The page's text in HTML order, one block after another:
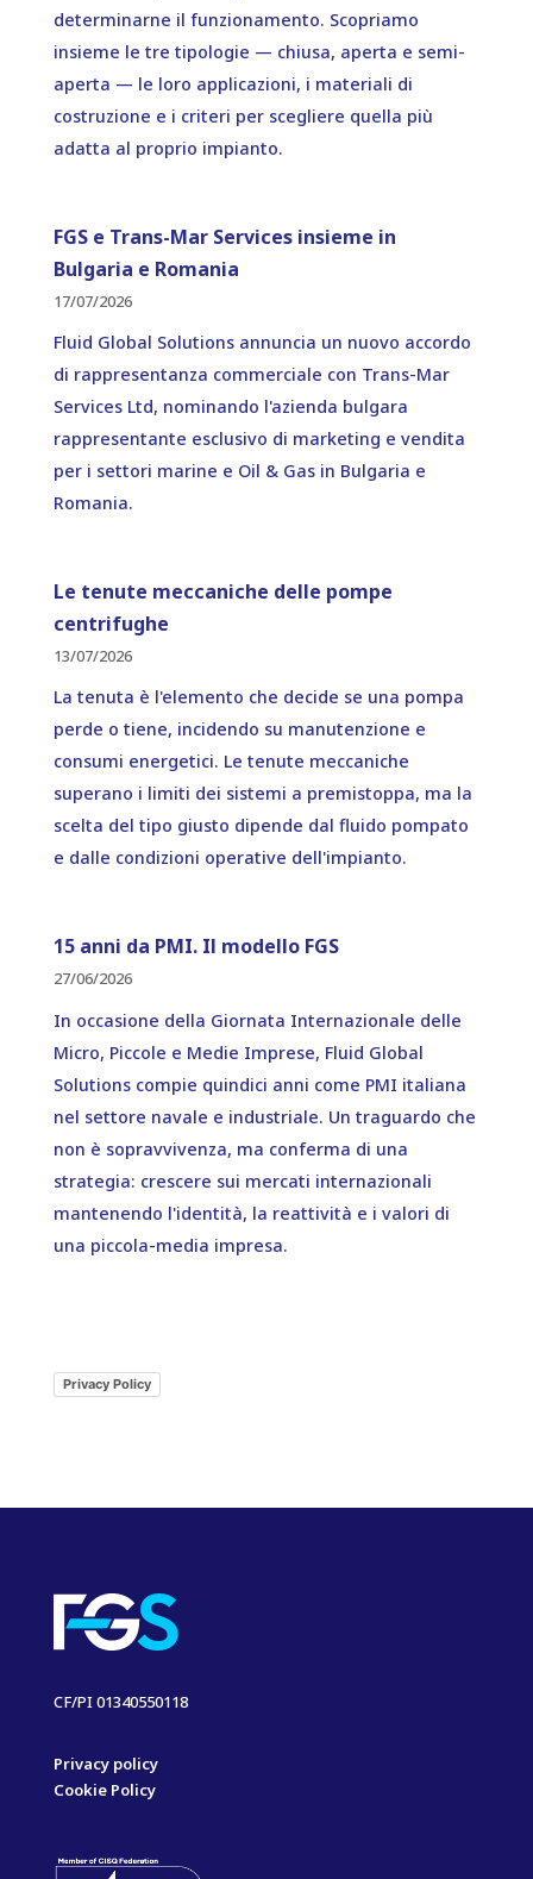
determinarne il funzionamento. Scopriamo
insieme le tre tipologie — chiusa, aperta e semi-
aperta — le loro applicazioni, i materiali di
costruzione e i criteri per scegliere quella più
adatta al proprio impianto.
FGS e Trans-Mar Services insieme in
Bulgaria e Romania
17/07/2026
Fluid Global Solutions annuncia un nuovo accordo
di rappresentanza commerciale con Trans-Mar
Services Ltd, nominando l'azienda bulgara
rappresentante esclusivo di marketing e vendita
per i settori marine e Oil & Gas in Bulgaria e
Romania.
Le tenute meccaniche delle pompe
centrifughe
13/07/2026
La tenuta è l'elemento che decide se una pompa
perde o tiene, incidendo su manutenzione e
consumi energetici. Le tenute meccaniche
superano i limiti dei sistemi a premistoppa, ma la
scelta del tipo giusto dipende dal fluido pompato
e dalle condizioni operative dell'impianto.
15 anni da PMI. Il modello FGS
27/06/2026
In occasione della Giornata Internazionale delle
Micro, Piccole e Medie Imprese, Fluid Global
Solutions compie quindici anni come PMI italiana
nel settore navale e industriale. Un traguardo che
non è sopravvivenza, ma conferma di una
strategia: crescere sui mercati internazionali
mantenendo l'identità, la reattività e i valori di
una piccola-media impresa.
Privacy Policy
CF/PI 01340550118
Privacy policy
Cookie Policy